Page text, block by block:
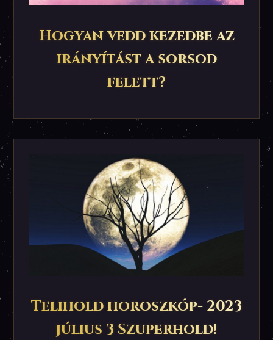
Hogyan vedd kezedbe az
irányítást a sorsod
felett?
Telihold horoszkóp- 2023
július 3 Szuperhold!